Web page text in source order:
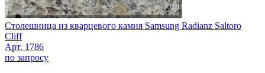
Столешница из кварцевого камня Samsung Radianz Saltoro
Cliff
Арт. 1786
по запросу